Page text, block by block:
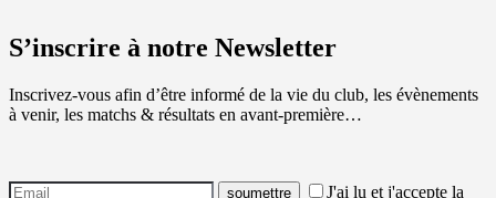
S’inscrire à notre Newsletter
Inscrivez-vous afin d’être informé de la vie du club, les évènements
à venir, les matchs & résultats en avant-première…
J'ai lu et j'accepte la